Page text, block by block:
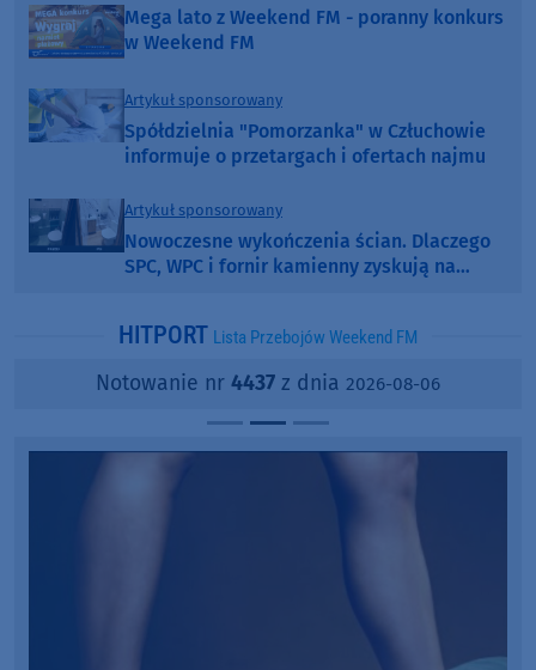
Mega lato z Weekend FM - poranny konkurs
w Weekend FM
Artykuł sponsorowany
Spółdzielnia "Pomorzanka" w Człuchowie
informuje o przetargach i ofertach najmu
Artykuł sponsorowany
Nowoczesne wykończenia ścian. Dlaczego
SPC, WPC i fornir kamienny zyskują na
HITPORT Lista Przebojów Weekend FM
Notowanie nr 4437 z dnia 2026-08-06